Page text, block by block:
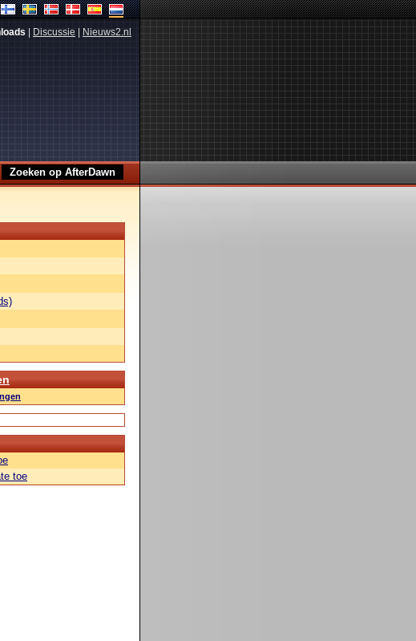
Discussie Nieuws2.nl
toe